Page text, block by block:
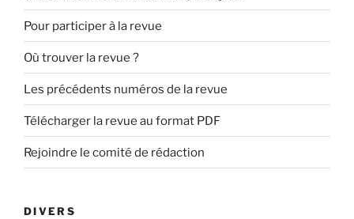
Pour participer à la revue
Où trouver la revue ?
Les précédents numéros de la revue
Télécharger la revue au format PDF
Rejoindre le comité de rédaction
DIVERS